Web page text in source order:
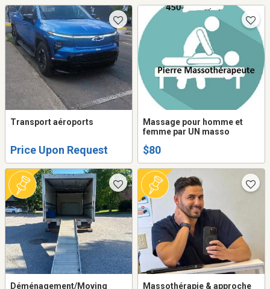
Transport aéroports
Price Upon Request
Massage pour homme et
femme par UN masso
$80
Déménagement/Moving
Massothérapie & approche